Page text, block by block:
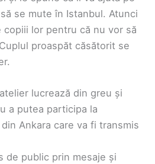
se mute în Istanbul. Atunci
copiii lor pentru că nu vor să
proaspăt căsătorit se
lucrează din greu și
a putea participa la
Ankara care va fi transmis
de public prin mesaje și